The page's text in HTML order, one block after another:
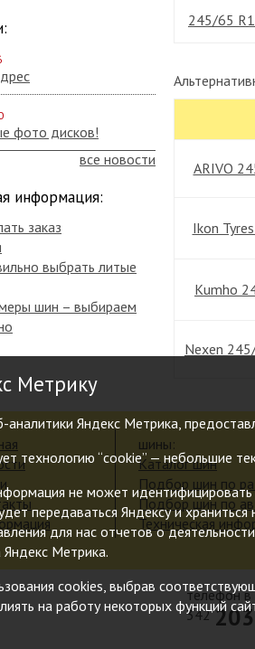
фото дисков!
все новости
информация:
заказ
выбрать литые
шин – выбираем
245/65
ARIVO
Ikon
Kumho
Nexen
шины:
Каталог шин
Подбор шин по
Подбор шин по
Техническая
телефон
342
Метрику
аналитики Яндекс Метрика,
технологию “cookie” — небольшие
не может
передаваться Яндексу и
для нас отчетов о
Яндекс Метрика.
cookies, выбрав
на работу некоторых функций